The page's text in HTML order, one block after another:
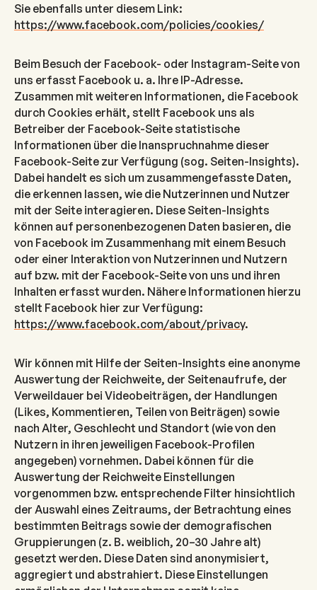
Sie ebenfalls unter diesem Link:
https://www.facebook.com/policies/cookies/
Beim Besuch der Facebook- oder Instagram-Seite von
uns erfasst Facebook u. a. Ihre IP-Adresse.
Zusammen mit weiteren Informationen, die Facebook
durch Cookies erhält, stellt Facebook uns als
Betreiber der Facebook-Seite statistische
Informationen über die Inanspruchnahme dieser
Facebook-Seite zur Verfügung (sog. Seiten-Insights).
Dabei handelt es sich um zusammengefasste Daten,
die erkennen lassen, wie die Nutzerinnen und Nutzer
mit der Seite interagieren. Diese Seiten-Insights
können auf personenbezogenen Daten basieren, die
von Facebook im Zusammenhang mit einem Besuch
oder einer Interaktion von Nutzerinnen und Nutzern
auf bzw. mit der Facebook-Seite von uns und ihren
Inhalten erfasst wurden. Nähere Informationen hierzu
stellt Facebook hier zur Verfügung:
https://www.facebook.com/about/privacy.
Wir können mit Hilfe der Seiten-Insights eine anonyme
Auswertung der Reichweite, der Seitenaufrufe, der
Verweildauer bei Videobeiträgen, der Handlungen
(Likes, Kommentieren, Teilen von Beiträgen) sowie
nach Alter, Geschlecht und Standort (wie von den
Nutzern in ihren jeweiligen Facebook-Profilen
angegeben) vornehmen. Dabei können für die
Auswertung der Reichweite Einstellungen
vorgenommen bzw. entsprechende Filter hinsichtlich
der Auswahl eines Zeitraums, der Betrachtung eines
bestimmten Beitrags sowie der demografischen
Gruppierungen (z. B. weiblich, 20–30 Jahre alt)
gesetzt werden. Diese Daten sind anonymisiert,
aggregiert und abstrahiert. Diese Einstellungen